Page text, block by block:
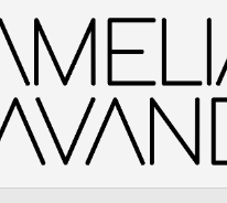
Plantas De poca agua